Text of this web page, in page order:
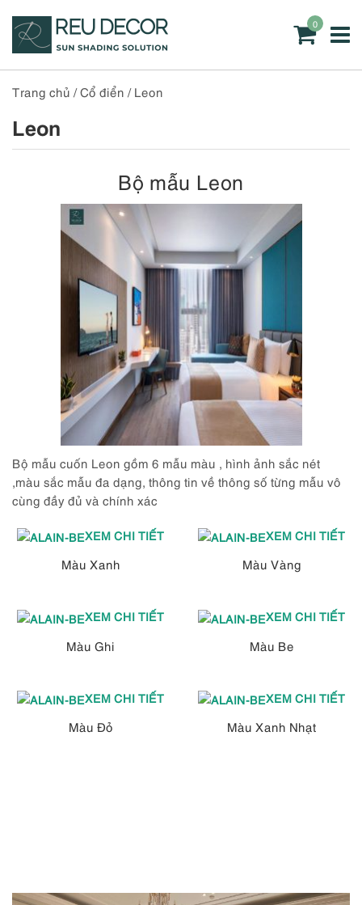
0
Trang chủ /Cổ điển / Leon
Leon
Bộ mẫu Leon
Bộ mẫu cuốn Leon gồm 6 mẫu màu , hình ảnh sắc nét
,màu sắc mẫu đa dạng, thông tin về thông số từng mẫu vô
cùng đầy đủ và chính xác
XEM CHI TIẾT
Màu Xanh
XEM CHI TIẾT
Màu Vàng
XEM CHI TIẾT
Màu Ghi
XEM CHI TIẾT
Màu Be
XEM CHI TIẾT
Màu Đỏ
XEM CHI TIẾT
Màu Xanh Nhạt